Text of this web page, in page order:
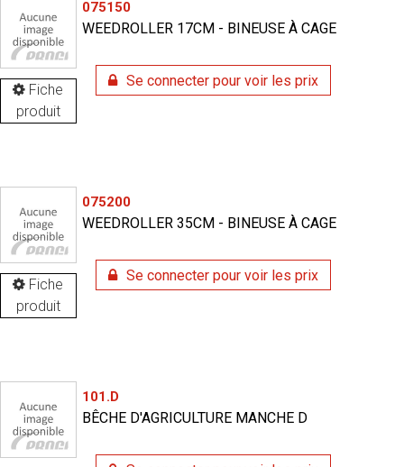
Fiche
produit
075150
WEEDROLLER 17CM - BINEUSE À CAGE
Se connecter pour voir les prix
Fiche
produit
075200
WEEDROLLER 35CM - BINEUSE À CAGE
Se connecter pour voir les prix
101.D
BÊCHE D'AGRICULTURE MANCHE D